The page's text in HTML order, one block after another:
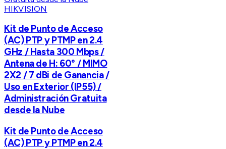
HIKVISION
Kit de Punto de Acceso
(AC) PTP y PTMP en 2.4
GHz / Hasta 300 Mbps /
Antena de H: 60° / MIMO
2X2 / 7 dBi de Ganancia /
Uso en Exterior (IP55) /
Administración Gratuita
desde la Nube
Kit de Punto de Acceso
(AC) PTP y PTMP en 2.4